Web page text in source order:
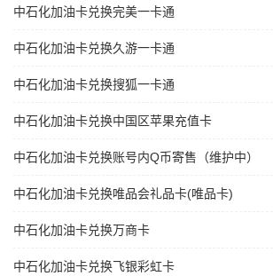
中石化加油卡兑换完美一卡通
中石化加油卡兑换久游一卡通
中石化加油卡兑换搜狐一卡通
中石化加油卡兑换中国区苹果充值卡
中石化加油卡兑换账号内Q币寄售（维护中）
中石化加油卡兑换唯品会礼品卡(唯品卡)
中石化加油卡兑换万商卡
中石化加油卡兑换飞银彩虹卡